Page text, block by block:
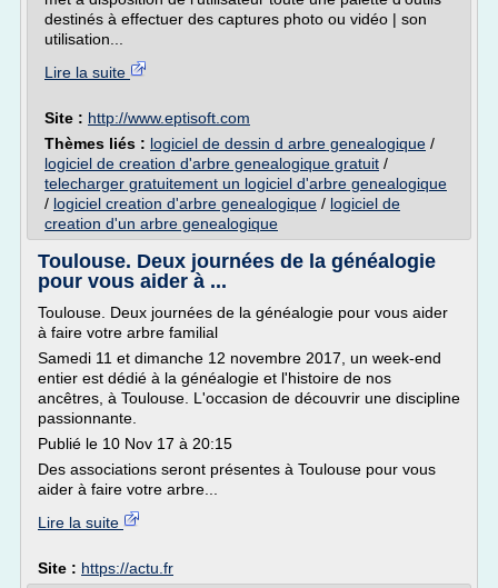
destinés à effectuer des captures photo ou vidéo | son
utilisation...
Lire la suite
Site : http://www.eptisoft.com
Thèmes liés : logiciel de dessin d arbre genealogique /
logiciel de creation d'arbre genealogique gratuit /
telecharger gratuitement un logiciel d'arbre genealogique
/ logiciel creation d'arbre genealogique / logiciel de
creation d'un arbre genealogique
Toulouse. Deux journées de la généalogie
pour vous aider à ...
Toulouse. Deux journées de la généalogie pour vous aider
à faire votre arbre familial
Samedi 11 et dimanche 12 novembre 2017, un week-end
entier est dédié à la généalogie et l'histoire de nos
ancêtres, à Toulouse. L'occasion de découvrir une discipline
passionnante.
Publié le 10 Nov 17 à 20:15
Des associations seront présentes à Toulouse pour vous
aider à faire votre arbre...
Lire la suite
Site : https://actu.fr